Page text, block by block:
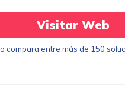
Visitar Web
o compara entre más de 150